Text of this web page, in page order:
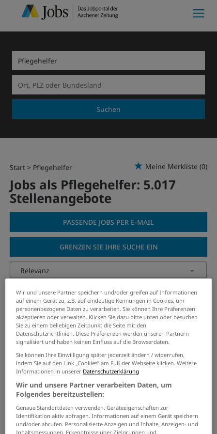
Suchen
Start Pflegehelfer Meine Merkliste (0)
Jobs als Pflegehelfer: 5.017
Stellenangebote
PASSENDE JOBS PER E-MAIL
GRENZEN SIE IHRE SUCHE EIN
Pflegefachassistent / Pflegehelfer
(m/w/d)
09.08.2026 /Pflegeeinrichtung Marienkloster /
Heinsberg
Pflegehelfer (m/w/d)
07.08.2026 /BRK-Kreisverband München
Pflegehelfer (m|w|d)
05.08.2026 /Vitanas GmbH & Co KGaA /
Engelbrechtsche Wildnis
Wir und unsere Partner speichern und/oder greifen auf Informationen
auf einem Gerät zu, z.B. auf eindeutige Kennungen in Cookies, um
personenbezogene Daten zu verarbeiten. Sie können Ihre Präferenzen
akzeptieren oder verwalten. Klicken Sie dazu bitte unten oder besuchen
Sie zu einem beliebigen Zeitpunkt die Seite mit den
Datenschutzrichtlinien. Diese Präferenzen werden unseren Partnern
signalisiert und haben keinen Einfluss auf die Browserdaten.
Sie können Ihre Einwilligung später jederzeit ändern / widerrufen,
indem Sie auf den Link „Cookies” am Fuß der Webseite klicken. Weitere
Informationen in unserer Datenschutzerklärung
Wir und unsere Partner verarbeiten Daten, um
Folgendes bereitzustellen:
Genaue Standortdaten verwenden. Geräteeigenschaften zur
Identifikation aktiv abfragen. Informationen auf einem Gerät speichern
und/oder abrufen. Personalisierte Anzeigen und Inhalte, Anzeigen- und
Inhaltsmessungen, Erkenntnisse über Zielgruppen und